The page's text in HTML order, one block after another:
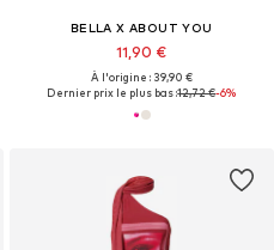
BELLA X ABOUT YOU
11,90 €
À l'origine : 39,90 €
Dernier prix le plus bas :12,72 €-6%